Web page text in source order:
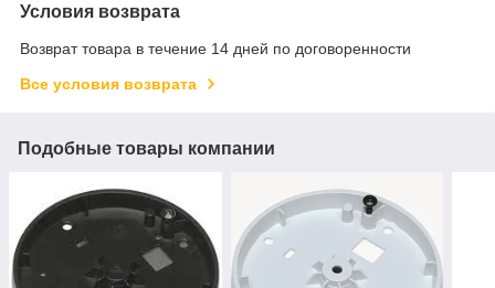
Условия возврата
Возврат товара в течение 14 дней по договоренности
Все условия возврата
Подобные товары компании